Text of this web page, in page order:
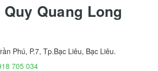
Quang Long
Phú, P.7, Tp.Bạc Liêu, Bạc Liêu.
705 034